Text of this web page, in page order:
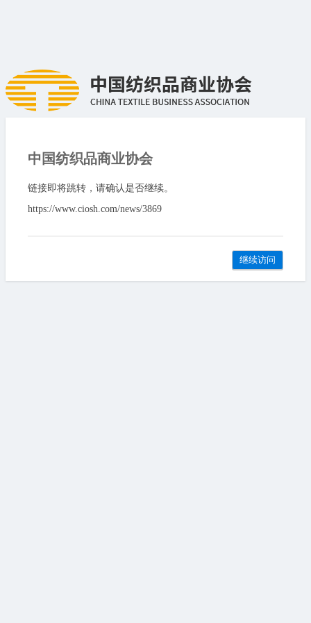
中国纺织品商业协会
链接即将跳转，请确认是否继续。
https://www.ciosh.com/news/3869
继续访问